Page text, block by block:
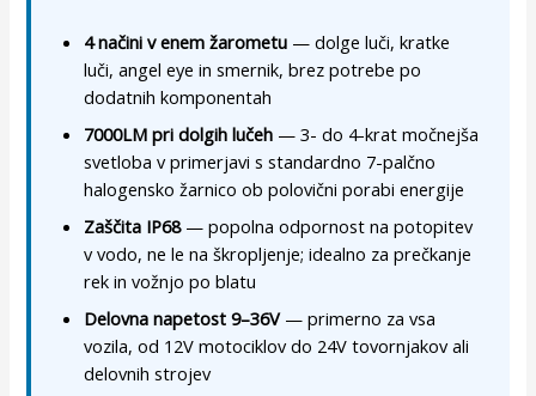
4 načini v enem žarometu — dolge luči, kratke
luči, angel eye in smernik, brez potrebe po
dodatnih komponentah
7000LM pri dolgih lučeh — 3- do 4-krat močnejša
svetloba v primerjavi s standardno 7-palčno
halogensko žarnico ob polovični porabi energije
Zaščita IP68— popolna odpornost na potopitev
v vodo, ne le na škropljenje; idealno za prečkanje
rek in vožnjo po blatu
Delovna napetost 9–36V— primerno za vsa
vozila, od 12V motociklov do 24V tovornjakov ali
delovnih strojev